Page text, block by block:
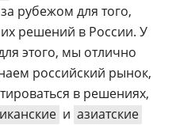
рубежом для того,
решений в России. У
этого, мы отлично
российский рынок,
в решениях,
и азиатские